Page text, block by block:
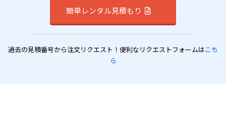
簡単レンタル見積もり
過去の見積番号から注文リクエスト！便利なリクエストフォームはこち
ら